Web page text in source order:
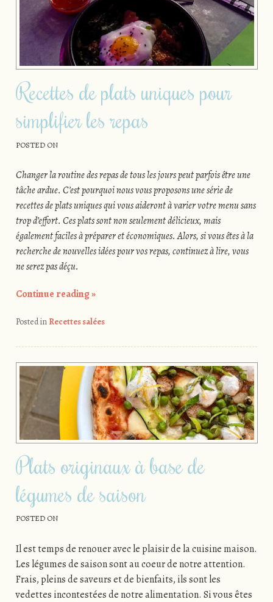
Recettes de plats uniques pour
simplifier les repas
POSTED ON
Changer la routine des repas de tous les jours peut parfois être une
tâche ardue. C’est pourquoi nous vous proposons une série de
recettes de plats uniques qui vous aideront à varier votre menu sans
trop d’effort. Ces plats sont non seulement délicieux, mais
également faciles à préparer et économiques. Alors, si vous êtes à la
recherche de nouvelles idées pour vos repas, continuez à lire, vous
ne serez pas déçu.
Continue reading»
Posted in Recettes salées
Plats originaux à base de
légumes de saison
POSTED ON
Il est temps de renouer avec le plaisir de la cuisine maison.
Les légumes de saison sont au coeur de notre attention.
Frais, pleins de saveurs et de bienfaits, ils sont les
vedettes incontestées de notre alimentation. Si vous êtes